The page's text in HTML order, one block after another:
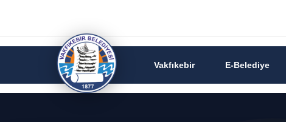
Vakfıkebir E-Belediye